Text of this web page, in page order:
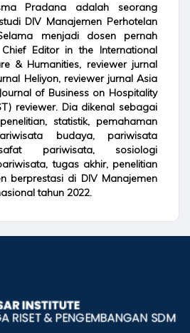
Pradana adalah seorang
DIV Manajemen Perhotelan
menjadi dosen pernah
Editor in the International
& Humanities, reviewer jurnal
Heliyon, reviewer jurnal Asia
of Business on Hospitality
reviewer. Dia dikenal sebagai
statistik, pemahaman
budaya, pariwisata
pariwisata, sosiologi
tugas akhir, penelitian
berprestasi di DIV Manajemen
tahun 2022.